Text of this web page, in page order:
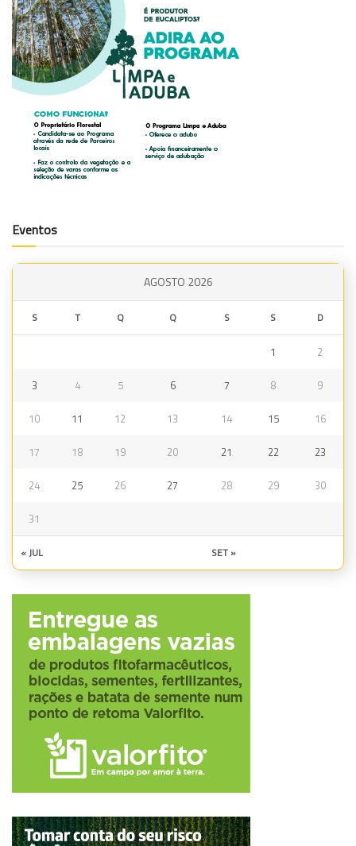
Eventos
AGOSTO 2026
S T Q Q S S D
1 2
3 4 5 6 7 8 9
10 11 12 13 14 15 16
17 18 19 20 21 22 23
24 25 26 27 28 29 30
31
« JUL SET »